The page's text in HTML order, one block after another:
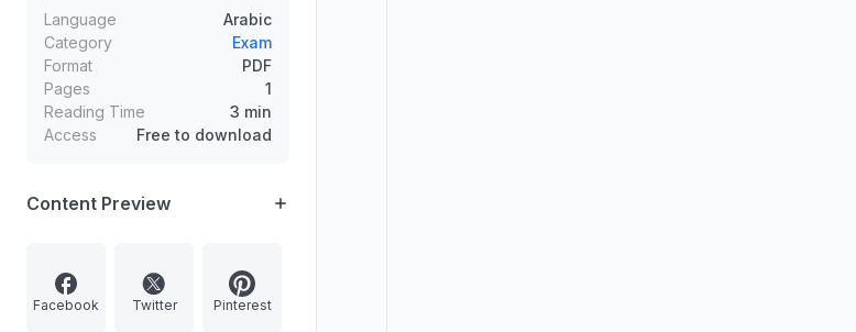
Language
Arabic
Category
Exam
Format
PDF
Pages
1
Reading Time
3 min
Access
Free to download
Content Preview
Facebook Twitter Pinterest